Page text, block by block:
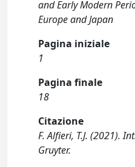
and Early Modern
Europe and Japan
Pagina iniziale
1
Pagina finale
18
Citazione
F. Alfieri, T.J. (2021).
Gruyter.